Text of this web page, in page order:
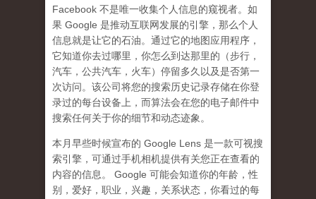
Facebook 不是唯一收集个人信息的窥视者。如
果 Google 是推动互联网发展的引擎，那么个人
信息就是让它的石油。通过它的地图应用程序，
它知道你去过哪里，你怎么到达那里的（步行，
汽车，公共汽车，火车）停留多久以及是否第一
次访问。该公司将您的搜索历史记录存储在你登
录过的每台设备上，而算法会在您的电子邮件中
搜索任何关于你的细节和动态迹象。
本月早些时候宣布的 Google Lens 是一款可视搜
索引擎，可通过手机相机提供有关您正在查看的
内容的信息。 Google 可能会知道你的年龄，性
别，爱好，职业，兴趣，关系状态，你看过的每